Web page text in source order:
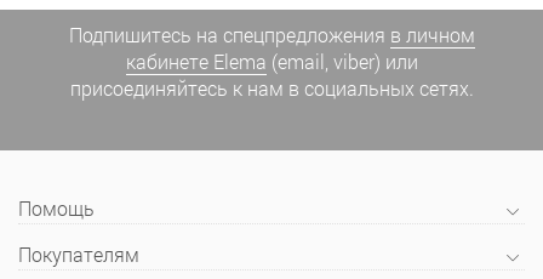
Подпишитесь на спецпредложения в личном
кабинете Elema (email, viber) или
присоединяйтесь к нам в социальных сетях.
Помощь
Покупателям